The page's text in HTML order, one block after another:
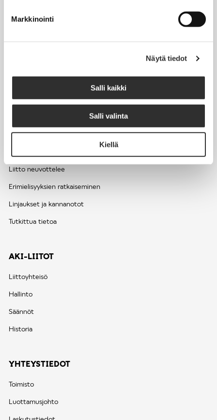
Markkinointi
Näytä tiedot
Salli kaikki
Salli valinta
Kiellä
Työttömyys ja lomautukset
Kesätyöntekijän työehdot ja palkkaus seurakuntien hengellisessä
EDUNVALVONTA
Liitto neuvottelee
Erimielisyyksien ratkaiseminen
Linjaukset ja kannanotot
Tutkittua tietoa
AKI-LIITOT
Liittoyhteisö
Hallinto
Säännöt
Historia
YHTEYSTIEDOT
Toimisto
Luottamusjohto